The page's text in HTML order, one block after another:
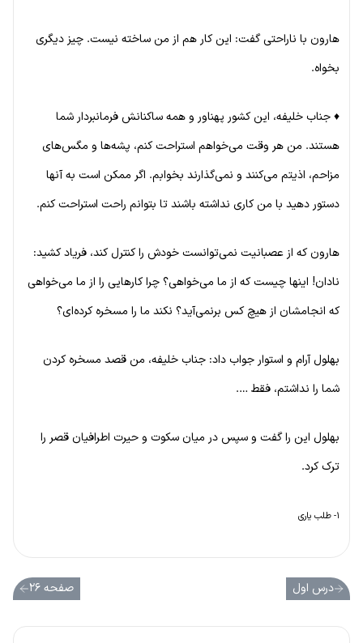
هارون با ناراحتی گفت: این کار هم از من ساخته نیست. چیز دیگری
بخواه.
♦ جناب خلیفه، این کشور پهناور و همه ساکنانش فرمانبردار شما
هستند. من هر وقت می‌خواهم استراحت کنم، پشه‌ها و مگس‌های
مزاحم، اذیتم می‌کنند و نمی‌گذارند بخوابم. اگر ممکن است به آنها
دستور دهید با من کاری نداشته باشند تا بتوانم راحت استراحت کنم.
هارون که از عصبانیت نمی‌توانست خودش را کنترل کند، فریاد کشید:
نادان! اینها چیست که از ما می‌خواهی؟ چرا کارهایی را از ما می‌خواهی
که انجامشان از هیچ کس برنمی‌آید؟ نکند ما را مسخره کرده‌ای؟
بهلول آرام و استوار جواب داد: جناب خلیفه، من قصد مسخره کردن
شما را نداشتم، فقط ….
بهلول این را گفت و سپس در میان سکوت و حیرت اطرافیان قصر را
ترک کرد.
۱- طلب یاری
درس اول صفحه ۲۶